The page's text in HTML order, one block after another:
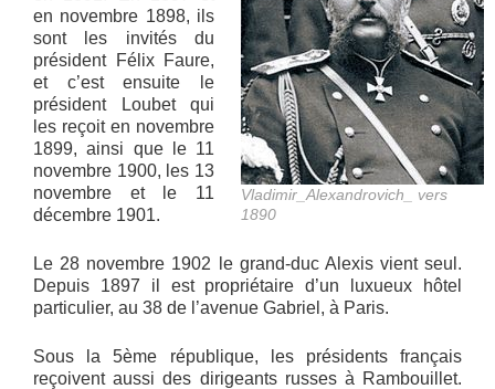
Vladimir_Alexandrovich_ vers
1890
en novembre 1898, ils
sont les invités du
président Félix Faure,
et c’est ensuite le
président Loubet qui
les reçoit en novembre
1899, ainsi que le 11
novembre 1900, les 13
novembre et le 11
décembre 1901.
Le 28 novembre 1902 le grand-duc Alexis vient seul.
Depuis 1897 il est propriétaire d’un luxueux hôtel
particulier, au 38 de l’avenue Gabriel, à Paris.
Sous la 5ème république, les présidents français
reçoivent aussi des dirigeants russes à Rambouillet.